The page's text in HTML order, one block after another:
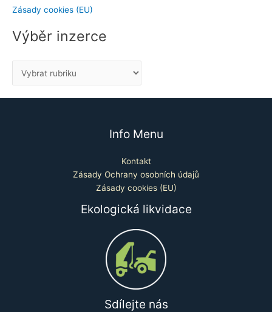
Zásady cookies (EU)
Výběr inzerce
Info Menu
Kontakt
Zásady Ochrany osobních údajů
Zásady cookies (EU)
Ekologická likvidace
Sdílejte nás